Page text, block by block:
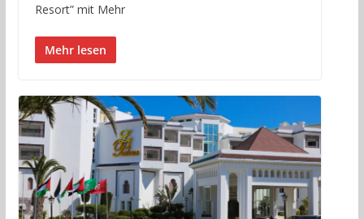
Resort” mit Mehr
Mehr lesen